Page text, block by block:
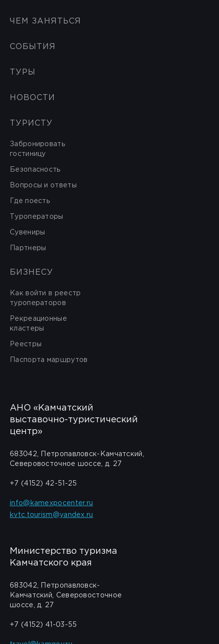
ЧЕМ ЗАНЯТЬСЯ
СОБЫТИЯ
ТУРЫ
НОВОСТИ
ТУРИСТУ
Забронировать
гостиницу
Безопасность
Вопросы и ответы
Где поесть
Туроператоры
Сувениры
Партнеры
БИЗНЕСУ
Как войти в реестр
туроператоров
Рекреационные
кластеры
Реестры
Паспорта маршрутов
АНО «Камчатский
выставочно-туристический
центр»
683042, Петропавловск-Камчатский,
Северовосточное шоссе, д. 27
+7 (4152) 42-51-25
info@kamexpocenter.ru
kvtc.tourism@yandex.ru
Министерство туризма
Камчатского края
683042, Петропавловск-
Камчатский, Северовосточное
шоссе, д. 27
+7 (4152) 41-03-55